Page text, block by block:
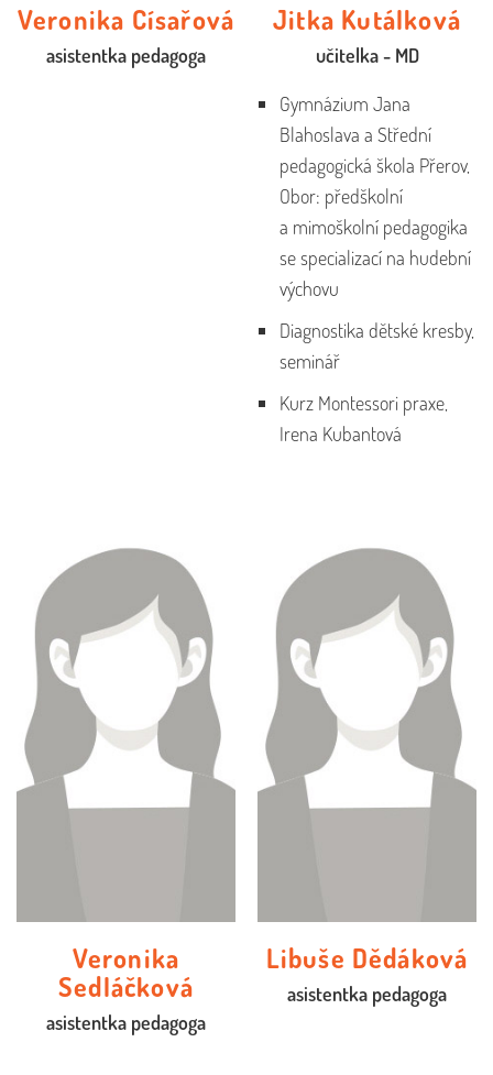
Veronika Císařová
asistentka pedagoga
Jitka Kutálková
učitelka - MD
Gymnázium Jana
Blahoslava a Střední
pedagogická škola Přerov,
Obor: předškolní
a mimoškolní pedagogika
se specializací na hudební
výchovu
Diagnostika dětské kresby,
seminář
Kurz Montessori praxe,
Irena Kubantová
Veronika
Sedláčková
asistentka pedagoga
Libuše Dědáková
asistentka pedagoga